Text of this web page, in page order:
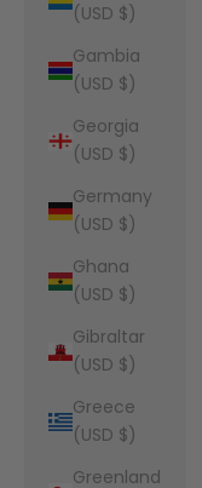
(USD $)
Gambia
(USD $)
Georgia
(USD $)
Germany
(USD $)
Ghana
(USD $)
Gibraltar
(USD $)
Greece
(USD $)
Greenland